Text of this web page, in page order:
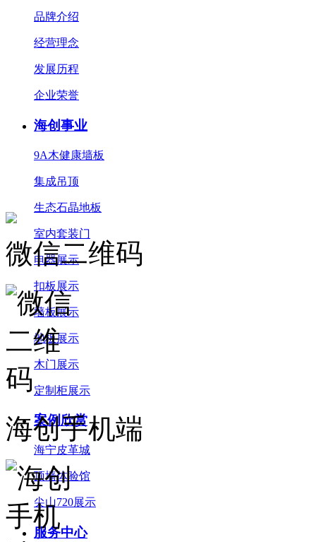
品牌介绍
经营理念
发展历程
企业荣誉
海创事业
9A木健康墙板
集成吊顶
生态石晶地板
室内套装门
电器展示
扣板展示
墙板展示
地板展示
木门展示
定制柜展示
案例欣赏
海宁皮革城
顶墙体验馆
尖山720展示
服务中心
微信二维码
海创手机端